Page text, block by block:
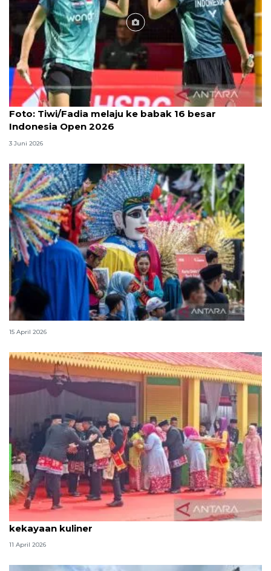
Foto
Foto: Tiwi/Fadia melaju ke babak 16 besar
Indonesia Open 2026
3 Juni 2026
Lebaran Betawi, harmoni tradisi dan kota global
15 April 2026
Tradisi hantaran Lebaran Betawi simbol bakti dan
kekayaan kuliner
11 April 2026